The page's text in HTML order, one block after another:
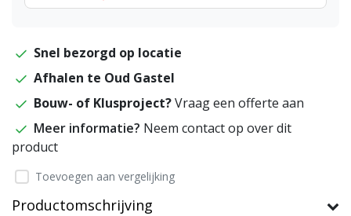
Snel bezorgd op locatie
Afhalen te Oud Gastel
Bouw- of Klusproject?Vraag een offerte aan
Meer informatie? Neem contact op over dit
product
Toevoegen aan vergelijking
Productomschrijving